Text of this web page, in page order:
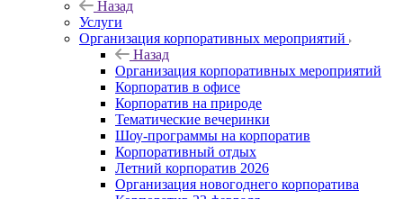
Назад
Услуги
Организация корпоративных мероприятий
Назад
Организация корпоративных мероприятий
Корпоратив в офисе
Корпоратив на природе
Тематические вечеринки
Шоу-программы на корпоратив
Корпоративный отдых
Летний корпоратив 2026
Организация новогоднего корпоратива